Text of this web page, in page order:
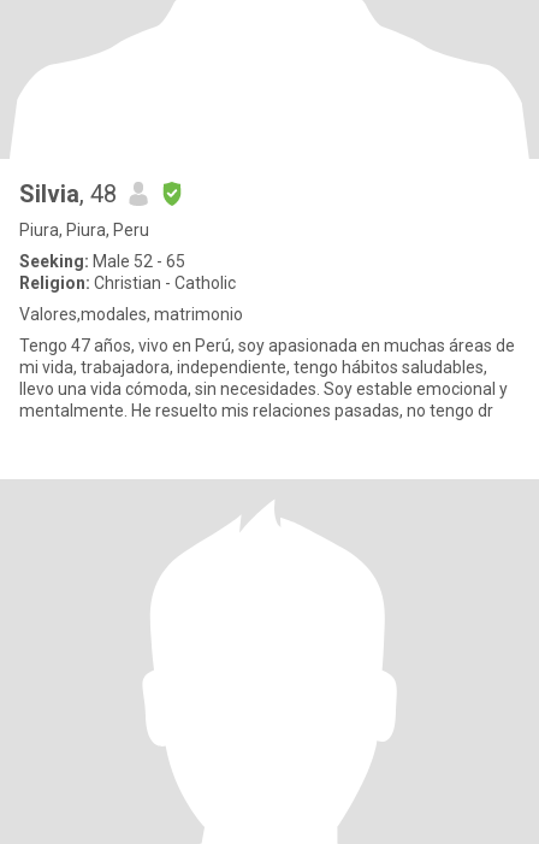
Silvia, 48
Piura, Piura, Peru
Seeking: Male 52 - 65
Religion: Christian - Catholic
Valores,modales, matrimonio
Tengo 47 años, vivo en Perú, soy apasionada en muchas áreas de
mi vida, trabajadora, independiente, tengo hábitos saludables,
llevo una vida cómoda, sin necesidades. Soy estable emocional y
mentalmente. He resuelto mis relaciones pasadas, no tengo dr